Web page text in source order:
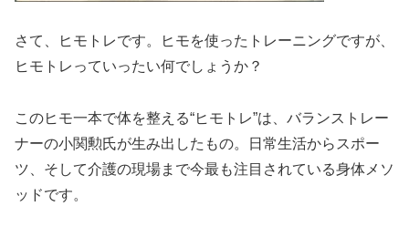
さて、ヒモトレです。ヒモを使ったトレーニングですが、
ヒモトレっていったい何でしょうか？
このヒモ一本で体を整える“ヒモトレ”は、バランストレー
ナーの小関勲氏が生み出したもの。日常生活からスポー
ツ、そして介護の現場まで今最も注目されている身体メソ
ッドです。